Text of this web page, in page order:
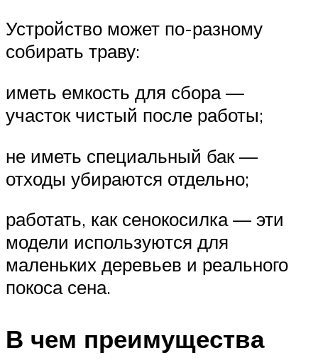
Устройство может по-разному
собирать траву:
иметь емкость для сбора —
участок чистый после работы;
не иметь специальный бак —
отходы убираются отдельно;
работать, как сенокосилка — эти
модели используются для
маленьких деревьев и реального
покоса сена.
В чем преимущества